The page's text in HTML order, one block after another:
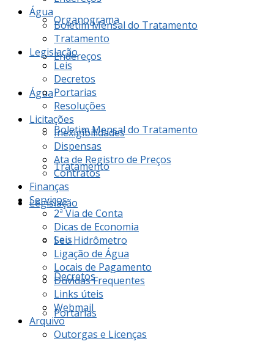
Organograma
Endereços
Água
Boletim Mensal do Tratamento
Tratamento
Legislação
Leis
Decretos
Portarias
Água
Boletim Mensal do Tratamento
Tratamento
Legislação
Leis
Decretos
Portarias
Resoluções
Licitações
Inexigibilidades
Dispensas
Ata de Registro de Preços
Contratos
Finanças
Serviços
2ª Via de Conta
Dicas de Economia
Seu Hidrômetro
Ligação de Água
Locais de Pagamento
Dúvidas Frequentes
Links úteis
Webmail
Arquivo
Outorgas e Licenças